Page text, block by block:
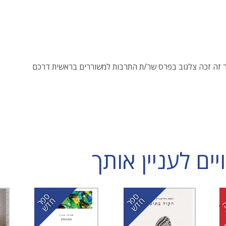
זה זכה צלגוב בפרס שר/ת התרבות למשוררים בראשית דרכם
לעניין אותך
ס
פ
ר
ח
ד
ש ס
פ
ר
ח
ד
ש